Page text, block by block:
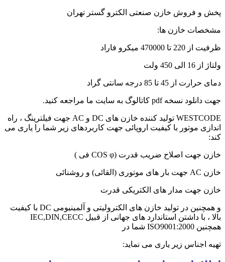
پخش و فروش خازن صنعتی الکترو گستر تهران
مشخصات خازن ها:
ظرفیت از 220 تا 470000 میکرو فاراد
ولتاژ از 16 الی 450 ولت
دمای حرارت از 45 تا 85 درجه سانتی گراد
جهت دانلود نسخه pdf کاتالوگ به سایت ما مراجعه کنید.
WESTCODE تولید کننده خازن های DC و AC جهت فیلترینگ ، راه
اندازی موتور با کیفیت اروپائی جهت کاربردهای زیر شما را یاری می
کند:
خازن جهت اصلاح ضریب قدرت (COS φ فی )
خازن AC جهت بار های موتوری (القائی) و روشنائی
خازن جهت مدار های الکتریکی قدرت
و همچنین در تولید خازن های الکترولیتی و آلمینیومی DC با کیفیت
بالا ، با داشتن استاندارد های جهانی از قبیل IEC,DIN,CECC
همچنین ISO9001:2000 شما در
تهیه اجناس زیر یاری می نماید: